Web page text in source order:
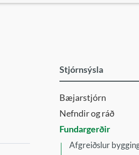
Stjórnsýsla
Bæjarstjórn
Nefndir og ráð
Fundargerðir
Afgreiðslur